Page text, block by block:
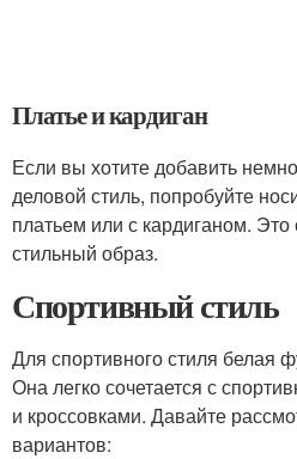
Платье и кардиган
Если вы хотите добавить
деловой стиль, попробуйте
платьем или с кардиганом. Это
стильный образ.
Спортивный стиль
Для спортивного стиля белая
Она легко сочетается с
и кроссовками. Давайте
вариантов: